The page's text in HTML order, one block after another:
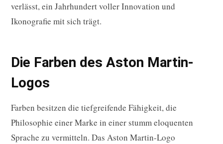
verlässt, ein Jahrhundert voller Innovation und
Ikonografie mit sich trägt.
Die Farben des Aston Martin-
Logos
Farben besitzen die tiefgreifende Fähigkeit, die
Philosophie einer Marke in einer stumm eloquenten
Sprache zu vermitteln. Das Aston Martin-Logo